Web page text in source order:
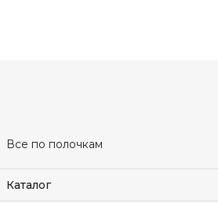
Все по полочкам
Каталог